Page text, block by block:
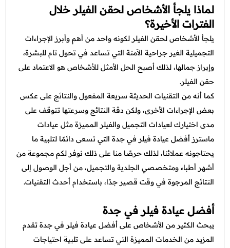
لماذا يلجأ الأشخاص لحقن الفيلر خلال
الفترات الأخيرة؟
يلجأ الأشخاص لحقن الفيلر لكونه واحد من أهم وأبرز الإجراءات
التجميلية الغير جراحية الآمنة التي تساعد في تحول تام للبشرة،
وإبراز جمالها، لذلك أصبح الحل الأمثل للأشخاص هو الاعتماد على
حقن الفيلر.
كما أنه من التقنيات الحديثة سريعة المفعول والنتائج على عكس
بعض الإجراءات الأخرى، ولكن دقة النتائج وسرعتها تتوقف على
مدى اختيارك لعيادات التجميل والفيلر المميزة مثل عيادات
ماسترز أفضل عيادة فيلر في جدة التي تسعى دائمًا لتلبية ما
يحتاجونه عملائنا، لذلك حرصًا منا على ذلك نوفر لكم مجموعة من
أشهر أطباء ومتخصصي الجلدية والتجميل، من أجل الوصول إلى
النتائج المرجوة في وقت قصير جدًا، باستخدام أحدث التقنيات.
أفضل عيادة فيلر في جدة
يبحث الكثير من الأشخاص علىأفضل عيادة فيلر في جدةتقدم
المزيد من الخدمات المميزة التي تساعد على تلبية احتياجات